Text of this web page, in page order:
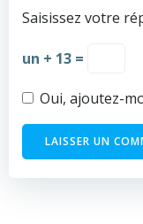
Saisissez votre
un + 13 =
Oui, ajoutez-